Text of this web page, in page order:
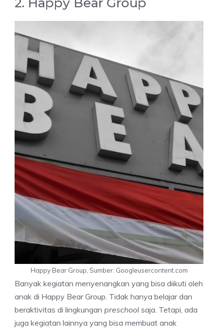
Happy Bear Group, Sumber: Googleusercontent.com
Banyak kegiatan menyenangkan yang bisa diikuti oleh
anak di Happy Bear Group. Tidak hanya belajar dan
beraktivitas di lingkungan preschool saja. Tetapi, ada
juga kegiatan lainnya yang bisa membuat anak